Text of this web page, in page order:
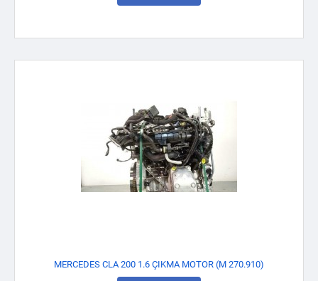
MERCEDES CLA 200 1.6 ÇIKMA MOTOR (M 270.910)